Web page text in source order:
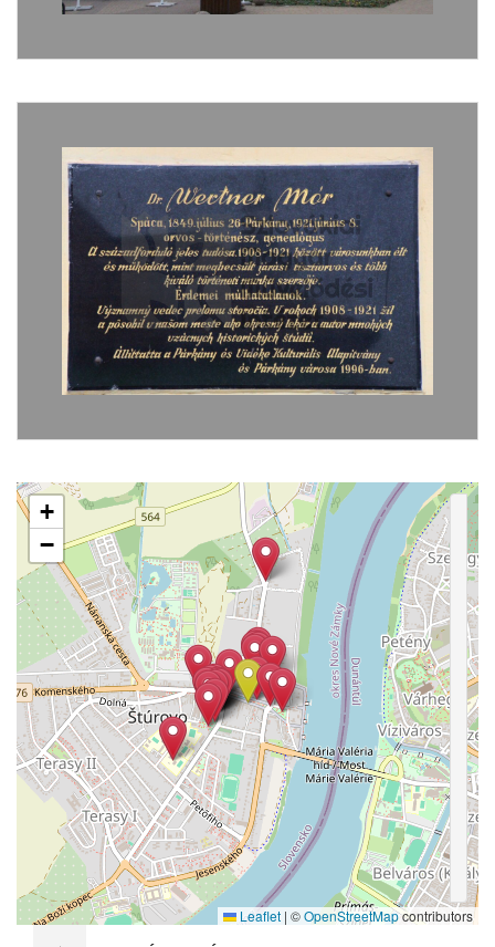
+
−
Leaflet | ©OpenStreetMapcontributors